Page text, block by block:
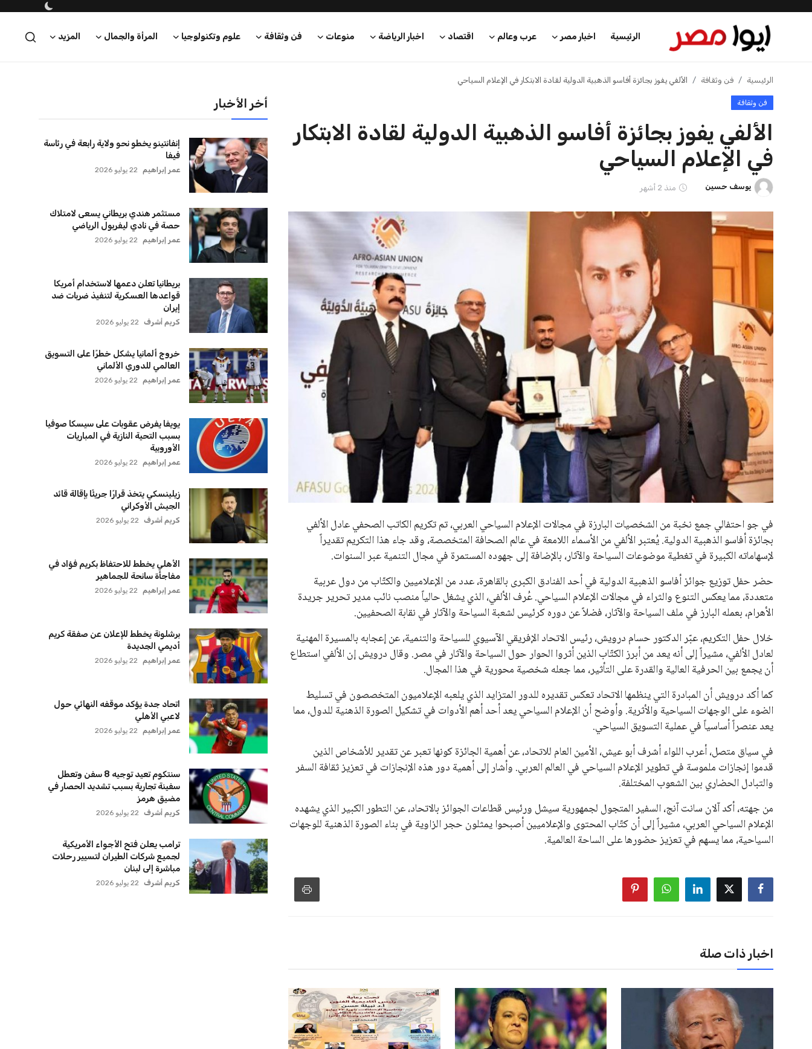
الرئيسية اخبار مصر عرب وعالم اقتصاد اخبار الرياضة منوعات فن وثقافة علوم وتكنولوجيا المرأة والجمال المزيد
الرئيسية
اخبار مصر
عرب وعالم
اخبار الرياضة
فن وثقافة
المرأة والجمال
الرئيسية فن وثقافة الألفي يفوز بجائزة أفاسو الذهبية الدولية لقادة الابتكار في الإعلام السياحي
فن وثقافة
الألفي يفوز بجائزة أفاسو الذهبية الدولية لقادة الابتكار
في الإعلام السياحي
يوسف حسين منذ 2 أشهر
في جو احتفالي جمع نخبة من الشخصيات البارزة في مجالات الإعلام السياحي العربي، تم تكريم الكاتب الصحفي عادل الألفي
بجائزة أفاسو الذهبية الدولية. يُعتبر الألفي من الأسماء اللامعة في عالم الصحافة المتخصصة، وقد جاء هذا التكريم تقديراً
لإسهاماته الكبيرة في تغطية موضوعات السياحة والآثار، بالإضافة إلى جهوده المستمرة في مجال التنمية عبر السنوات.
حضر حفل توزيع جوائز أفاسو الذهبية الدولية في أحد الفنادق الكبرى بالقاهرة، عدد من الإعلاميين والكتّاب من دول عربية
متعددة، مما يعكس التنوع والثراء في مجالات الإعلام السياحي. عُرف الألفي، الذي يشغل حالياً منصب نائب مدير تحرير جريدة
الأهرام، بعمله البارز في ملف السياحة والآثار، فضلاً عن دوره كرئيس لشعبة السياحة والآثار في نقابة الصحفيين.
خلال حفل التكريم، عبّر الدكتور حسام درويش، رئيس الاتحاد الإفريقي الآسيوي للسياحة والتنمية، عن إعجابه بالمسيرة المهنية
لعادل الألفي، مشيراً إلى أنه يعد من أبرز الكتّاب الذين أثروا الحوار حول السياحة والآثار في مصر. وقال درويش إن الألفي استطاع
أن يجمع بين الحرفية العالية والقدرة على التأثير، مما جعله شخصية محورية في هذا المجال.
كما أكد درويش أن المبادرة التي ينظمها الاتحاد تعكس تقديره للدور المتزايد الذي يلعبه الإعلاميون المتخصصون في تسليط
الضوء على الوجهات السياحية والأثرية. وأوضح أن الإعلام السياحي يعد أحد أهم الأدوات في تشكيل الصورة الذهنية للدول، مما
يعد عنصراً أساسياً في عملية التسويق السياحي.
في سياق متصل، أعرب اللواء أشرف أبو عيش، الأمين العام للاتحاد، عن أهمية الجائزة كونها تعبر عن تقدير للأشخاص الذين
قدموا إنجازات ملموسة في تطوير الإعلام السياحي في العالم العربي. وأشار إلى أهمية دور هذه الإنجازات في تعزيز ثقافة السفر
والتبادل الحضاري بين الشعوب المختلفة.
من جهته، أكد آلان سانت آنج، السفير المتجول لجمهورية سيشل ورئيس قطاعات الجوائز بالاتحاد، عن التطور الكبير الذي يشهده
الإعلام السياحي العربي، مشيراً إلى أن كتّاب المحتوى والإعلاميين أصبحوا يمثلون حجر الزاوية في بناء الصورة الذهنية للوجهات
السياحية، مما يسهم في تعزيز حضورها على الساحة العالمية.
اخبار ذات صلة
أخر الأخبار
إنفانتينو يخطو نحو ولاية رابعة في رئاسة
فيفا
عمر إبراهيم 22 يوليو 2026
مستثمر هندي بريطاني يسعى لامتلاك
حصة في نادي ليفربول الرياضي
عمر إبراهيم 22 يوليو 2026
بريطانيا تعلن دعمها لاستخدام أمريكا
قواعدها العسكرية لتنفيذ ضربات ضد
إيران
كريم أشرف 22 يوليو 2026
خروج ألمانيا يشكل خطرًا على التسويق
العالمي للدوري الألماني
عمر إبراهيم 22 يوليو 2026
يويفا يفرض عقوبات على سيسكا صوفيا
بسبب التحية النازية في المباريات
الأوروبية
عمر إبراهيم 22 يوليو 2026
زيلينسكي يتخذ قرارًا جريئًا بإقالة قائد
الجيش الأوكراني
كريم أشرف 22 يوليو 2026
الأهلي يخطط للاحتفاظ بكريم فؤاد في
مفاجأة سانحة للجماهير
عمر إبراهيم 22 يوليو 2026
برشلونة يخطط للإعلان عن صفقة كريم
أديمي الجديدة
عمر إبراهيم 22 يوليو 2026
اتحاد جدة يؤكد موقفه النهائي حول
لاعبي الأهلي
عمر إبراهيم 22 يوليو 2026
سنتكوم تعيد توجيه 8 سفن وتعطل
سفينة تجارية بسبب تشديد الحصار في
مضيق هرمز
كريم أشرف 22 يوليو 2026
ترامب يعلن فتح الأجواء الأمريكية
لجميع شركات الطيران لتسيير رحلات
مباشرة إلى لبنان
كريم أشرف 22 يوليو 2026